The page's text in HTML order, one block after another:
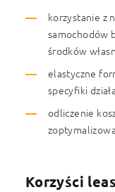
korzystanie z
samochodów
środków
elastyczne
specyfiki
odliczenie
Korzyści